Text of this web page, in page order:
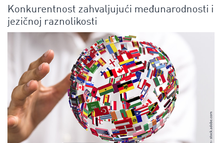
Konkurentnost zahvaljujući međunarodnosti i
jezičnoj raznolikosti